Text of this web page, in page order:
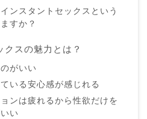
インスタントセックスという
すか？
クスの魅力とは？
がいい
いる安心感が感じれる
ンは疲れるから性欲だけを
い